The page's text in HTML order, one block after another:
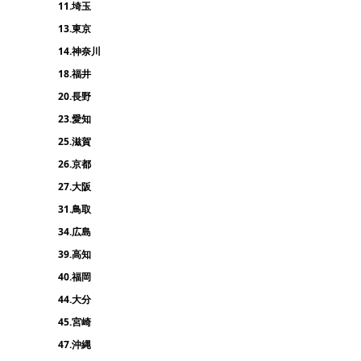
11.埼玉
13.東京
14.神奈川
18.福井
20.長野
23.愛知
25.滋賀
26.京都
27.大阪
31.鳥取
34.広島
39.高知
40.福岡
44.大分
45.宮崎
47.沖縄